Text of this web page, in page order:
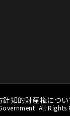
針知的財産権につい
All Rights